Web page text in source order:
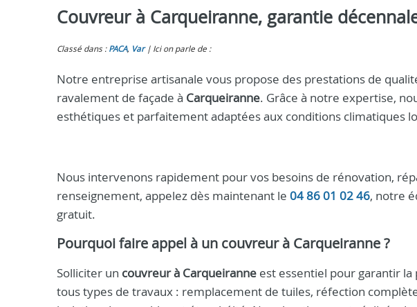
Couvreur à Carqueiranne, garantie
Classé dans : PACA, Var Ici on parle de :
Notre entreprise artisanale vous propose des prestations de
ravalement de façade à Carqueiranne. Grâce à notre expertise,
esthétiques et parfaitement adaptées aux conditions climatiques
Nous intervenons rapidement pour vos besoins de rénovation,
renseignement, appelez dès maintenant le 04 86 01 02 46, notre
gratuit.
Pourquoi faire appel à un couvreur à Carqueiranne?
Solliciter un couvreur à Carqueiranne est essentiel pour garantir
tous types de travaux : remplacement de tuiles, réfection